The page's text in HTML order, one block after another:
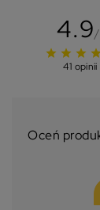
4.9
star star star
41 opinii
Oceń